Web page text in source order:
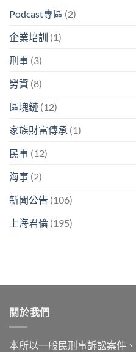
Podcast專區 (2)
企業培訓 (1)
刑事 (3)
勞資 (8)
區塊鏈 (12)
家族財富傳承 (1)
民事 (12)
海事 (2)
新聞公告 (106)
上海君倫 (195)
關於我們
本所以一般民刑事訴訟案件